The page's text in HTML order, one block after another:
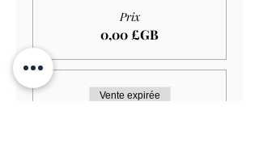
Prix
0,00 £GB
Vente expirée